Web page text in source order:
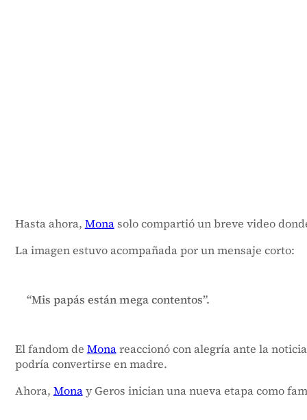
Hasta ahora, Monasolo compartió un breve video
La imagen estuvo acompañada por un mensaje corto:
“Mis papás están mega contentos”.
El fandom de Monareaccionó con alegría ante la
podría convertirse en madre.
Ahora, Monay Geros inician una nueva etapa como